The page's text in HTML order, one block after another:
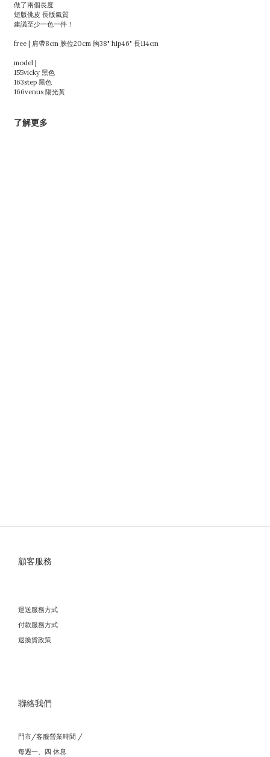
做了兩個長度
短版佻皮 長版氣質
建議至少一色一件！
free | 肩帶8cm 脥位20cm 胸38" hip46" 長114cm
model |
155vicky 黑色
163step 黑色
166venus 陽光黃
了解更多
顧客服務
運送服務方式
付款服務方式
退換貨政策
聯絡我們
門市/客服營業時間 /
每週一、四 休息